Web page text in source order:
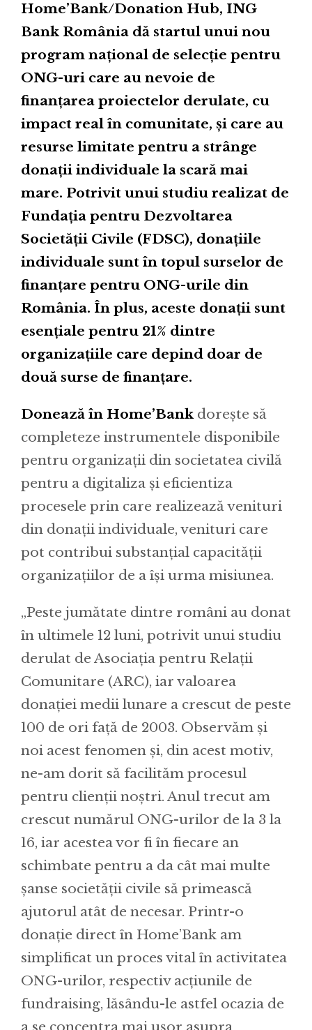
Home’Bank/Donation Hub, ING
Bank România dă startul unui nou
program național de selecție pentru
ONG-uri care au nevoie de
finanțarea proiectelor derulate, cu
impact real în comunitate, și care au
resurse limitate pentru a strânge
donații individuale la scară mai
mare. Potrivit unui studiu realizat de
Fundația pentru Dezvoltarea
Societății Civile (FDSC), donațiile
individuale sunt în topul surselor de
finanțare pentru ONG-urile din
România. În plus, aceste donații sunt
esențiale pentru 21% dintre
organizațiile care depind doar de
două surse de finanțare.
Donează în Home’Bankdorește să
completeze instrumentele disponibile
pentru organizații din societatea civilă
pentru a digitaliza și eficientiza
procesele prin care realizează venituri
din donații individuale, venituri care
pot contribui substanțial capacității
organizațiilor de a își urma misiunea.
„Peste jumătate dintre români au donat
în ultimele 12 luni, potrivit unui studiu
derulat de Asociația pentru Relații
Comunitare (ARC), iar valoarea
donației medii lunare a crescut de peste
100 de ori față de 2003. Observăm și
noi acest fenomen și, din acest motiv,
ne-am dorit să facilităm procesul
pentru clienții noștri. Anul trecut am
crescut numărul ONG-urilor de la 3 la
16, iar acestea vor fi în fiecare an
schimbate pentru a da cât mai multe
șanse societății civile să primească
ajutorul atât de necesar. Printr-o
donație direct în Home’Bank am
simplificat un proces vital în activitatea
ONG-urilor, respectiv acțiunile de
fundraising, lăsându-le astfel ocazia de